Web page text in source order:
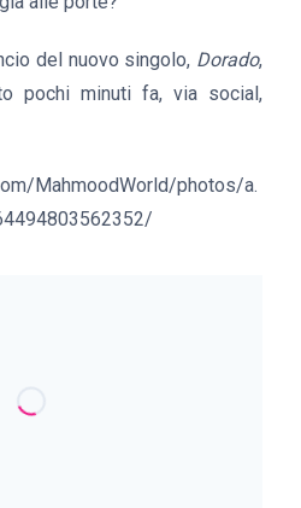
del nuovo singolo, Dorado,
pochi minuti fa, via social,
MahmoodWorld/photos/a.